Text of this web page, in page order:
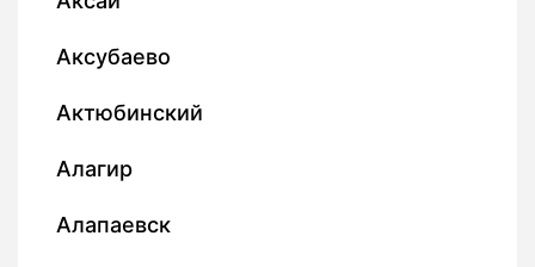
Аксубаево
Актюбинский
Алагир
Алапаевск